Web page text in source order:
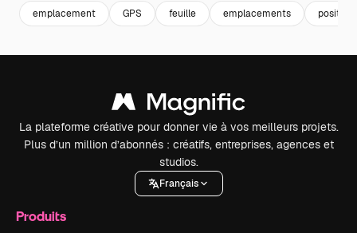
emplacement GPS feuille emplacements position
La plateforme créative pour donner vie à vos meilleurs projets.
Plus d’un million d’abonnés : créatifs, entreprises, agences et
studios.
Français
Produits